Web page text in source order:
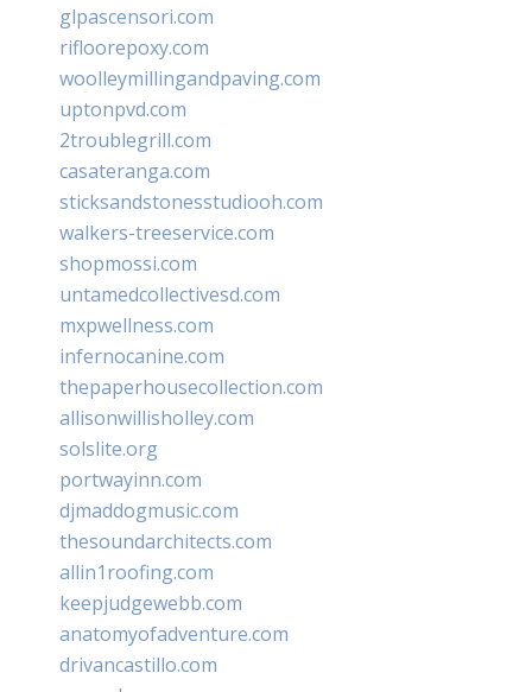
glpascensori.com
rifloorepoxy.com
woolleymillingandpaving.com
uptonpvd.com
2troublegrill.com
casateranga.com
sticksandstonesstudiooh.com
walkers-treeservice.com
shopmossi.com
untamedcollectivesd.com
mxpwellness.com
infernocanine.com
thepaperhousecollection.com
allisonwillisholley.com
solslite.org
portwayinn.com
djmaddogmusic.com
thesoundarchitects.com
allin1roofing.com
keepjudgewebb.com
anatomyofadventure.com
drivancastillo.com